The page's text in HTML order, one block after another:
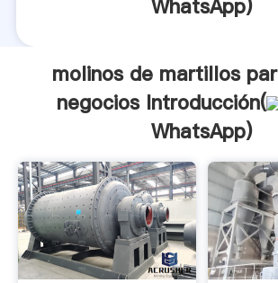
WhatsApp)
molinos de martillos
negocios Introducción(
WhatsApp)